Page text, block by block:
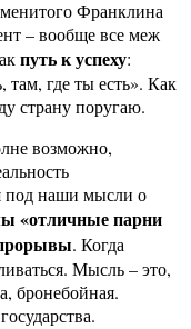
Франклина
– вообще все меж
путь к успеху:
где ты есть». Как
страну поругаю.
возможно,
под наши мысли о
«отличные парни
. Когда
Мысль – это,
бронебойная.